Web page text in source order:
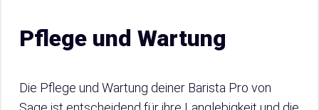
Pflege und Wartung
Die Pflege und Wartung deiner Barista Pro von